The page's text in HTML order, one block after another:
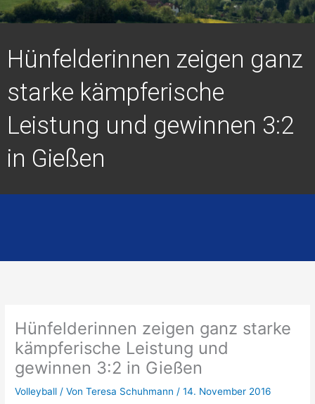
Hünfelderinnen zeigen ganz
starke kämpferische
Leistung und gewinnen 3:2
in Gießen
Hünfelderinnen zeigen ganz starke
kämpferische Leistung und
gewinnen 3:2 in Gießen
Volleyball / VonTeresa Schuhmann/14. November 2016